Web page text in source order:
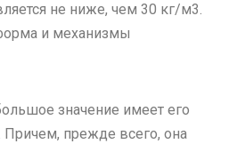
не ниже, чем 30 кг/м3.
и механизмы
значение имеет его
прежде всего, она